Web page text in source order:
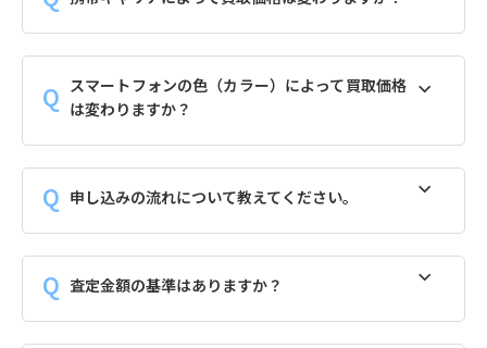
スマートフォンの色（カラー）によって買取価格
は変わりますか？
申し込みの流れについて教えてください。
査定金額の基準はありますか？